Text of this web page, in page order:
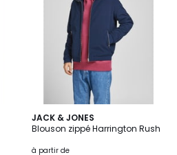
JACK & JONES
Blouson zippé Harrington Rush
à partir de
4,6
/ 5
5
Couleurs